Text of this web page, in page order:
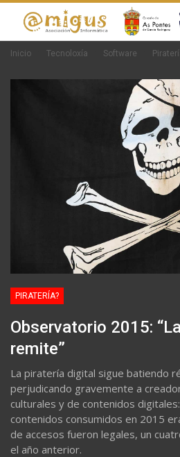
Inicio Tecnoloxía Software
PIRATERÍA?
Observatorio 2015:
remite”
La piratería digital sigue batiendo
perjudicando gravemente a
culturales y de contenidos
contenidos consumidos en 2015
de accesos fueron legales, un
el año anterior.